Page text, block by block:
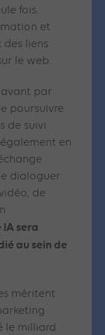
fois.
et
des liens
le web.
avant par
poursuivre
de suivi
en
dialoguer
de
IA sera
au sein de
méritent
le milliard